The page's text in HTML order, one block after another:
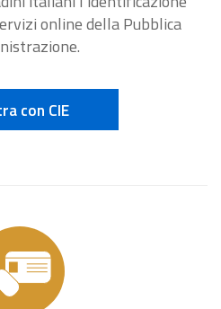
online della Pubblica
con CIE